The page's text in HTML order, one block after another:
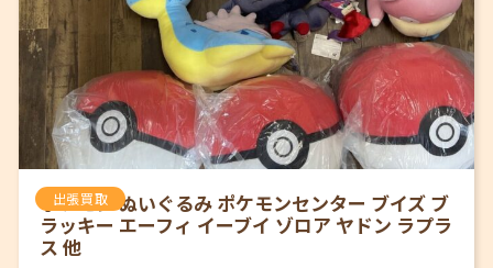
出張買取
ポケモン ぬいぐるみ ポケモンセンター ブイズ ブ
ラッキー エーフィ イーブイ ゾロア ヤドン ラプラ
ス 他